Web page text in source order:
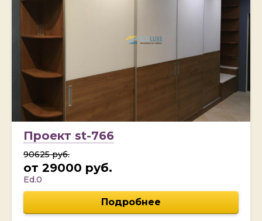
Проект st-766
90625 руб.
от 29000 руб.
Ed.0
Подробнее